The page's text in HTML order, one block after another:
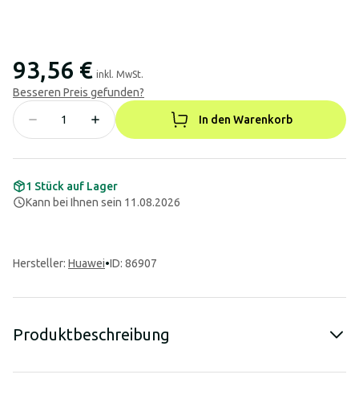
93,56 € inkl. MwSt.
Besseren Preis gefunden?
In den Warenkorb
1 Stück auf Lager
Kann bei Ihnen sein 11.08.2026
Hersteller: Huawei•ID: 86907
Produktbeschreibung